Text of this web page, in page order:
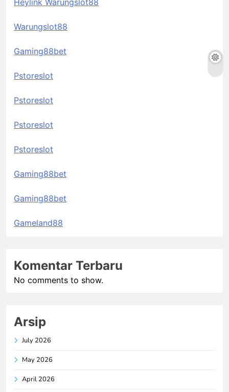
Heylink Warungslot88
Warungslot88
Gaming88bet
Pstoreslot
Pstoreslot
Pstoreslot
Pstoreslot
Gaming88bet
Gaming88bet
Gameland88
Komentar Terbaru
No comments to show.
Arsip
July 2026
May 2026
April 2026